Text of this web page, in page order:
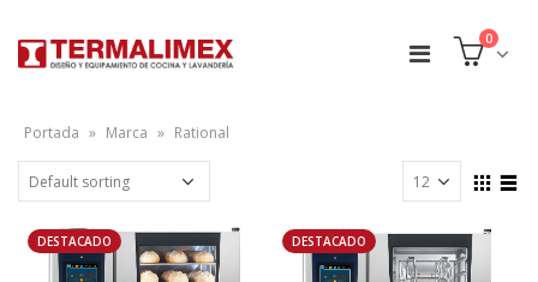
0
Portada » Marca » Rational
DESTACADO DESTACADO